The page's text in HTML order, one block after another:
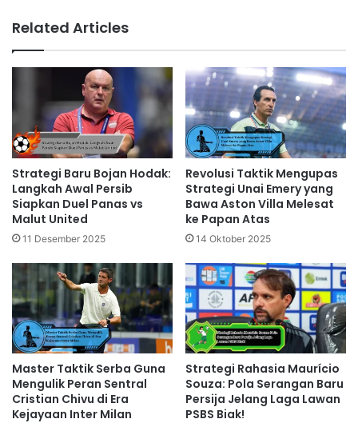
Related Articles
Strategi Baru Bojan Hodak:
Langkah Awal Persib
Siapkan Duel Panas vs
Malut United
11 Desember 2025
Revolusi Taktik Mengupas
Strategi Unai Emery yang
Bawa Aston Villa Melesat
ke Papan Atas
14 Oktober 2025
Master Taktik Serba Guna
Mengulik Peran Sentral
Cristian Chivu di Era
Kejayaan Inter Milan
Strategi Rahasia Maurício
Souza: Pola Serangan Baru
Persija Jelang Laga Lawan
PSBS Biak!